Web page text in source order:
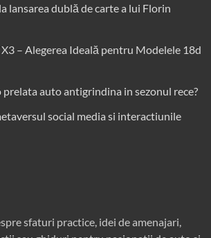
lansarea dublă de carte a lui Florin
– Alegerea Ideală pentru Modelele 18d
prelata auto antigrindina in sezonul rece?
social media si interactiunile
sfaturi practice, idei de amenajari,